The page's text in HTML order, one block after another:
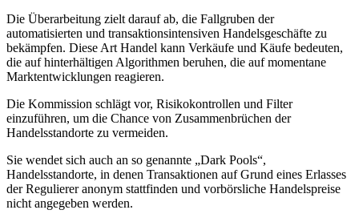
Die Überarbeitung zielt darauf ab, die Fallgruben der
automatisierten und transaktionsintensiven Handelsgeschäfte zu
bekämpfen. Diese Art Handel kann Verkäufe und Käufe bedeuten,
die auf hinterhältigen Algorithmen beruhen, die auf momentane
Marktentwicklungen reagieren.
Die Kommission schlägt vor, Risikokontrollen und Filter
einzuführen, um die Chance von Zusammenbrüchen der
Handelsstandorte zu vermeiden.
Sie wendet sich auch an so genannte „Dark Pools“,
Handelsstandorte, in denen Transaktionen auf Grund eines Erlasses
der Regulierer anonym stattfinden und vorbörsliche Handelspreise
nicht angegeben werden.